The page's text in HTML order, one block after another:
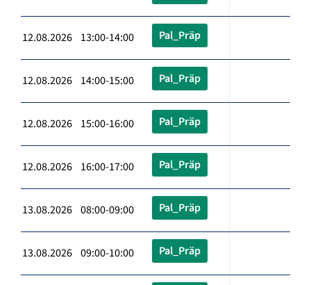
12.08.2026 13:00-14:00 Pal_Präp
12.08.2026 14:00-15:00 Pal_Präp
12.08.2026 15:00-16:00 Pal_Präp
12.08.2026 16:00-17:00 Pal_Präp
13.08.2026 08:00-09:00 Pal_Präp
13.08.2026 09:00-10:00 Pal_Präp